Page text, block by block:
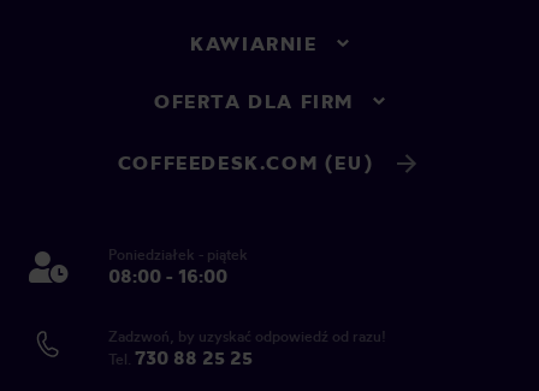
KAWIARNIE
OFERTA DLA FIRM
COFFEEDESK.COM (EU)
Poniedziałek - piątek
08:00 - 16:00
Zadzwoń, by uzyskać odpowiedź od razu!
Tel. 730 88 25 25